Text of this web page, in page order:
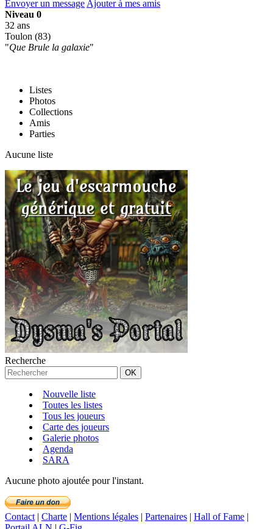
Envoyer un message Ajouter à mes amis
Niveau 0
32 ans
Toulon (83)
"Que Brule la galaxie"
Listes
Photos
Collections
Amis
Parties
Aucune liste
Recherche
Nouvelle liste
Toutes les listes
Tous les joueurs
Carte des joueurs
Galerie photos
Agenda
SARA
Aucune photo ajoutée pour l'instant.
Contact | Charte | Mentions légales | Partenaires | Hall of Fame |